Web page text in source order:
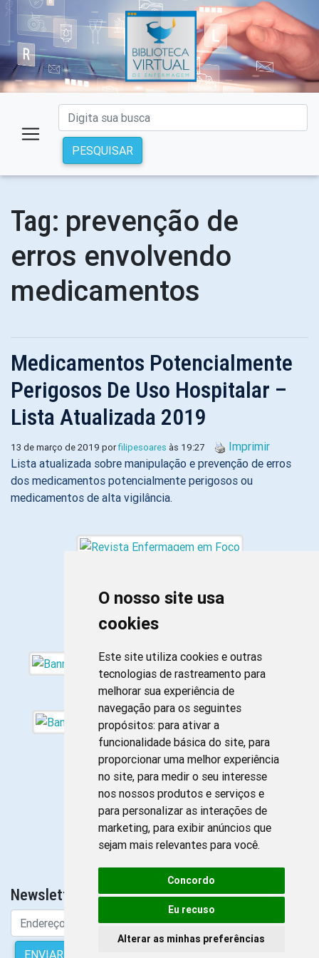
O nosso site usa
cookies
Este site utiliza cookies e outras
tecnologias de rastreamento para
melhorar sua experiência de
navegação para os seguintes
propósitos: para ativar a
funcionalidade básica do site, para
proporcionar uma melhor experiência
no site, para medir o seu interesse
nos nossos produtos e serviços e
para personalizar as interações de
marketing, para exibir anúncios que
sejam mais relevantes para você.
Concordo
Eu recuso
Alterar as minhas preferências
PESQUISAR
Tag: prevenção de
erros envolvendo
medicamentos
Medicamentos Potencialmente
Perigosos De Uso Hospitalar –
Lista Atualizada 2019
13 de março de 2019 porfilipesoares às 19:27
Imprimir
Lista atualizada sobre manipulação e prevenção de erros
dos medicamentos potencialmente perigosos ou
medicamentos de alta vigilância.
Newsletter da Enfermagem
ENVIAR